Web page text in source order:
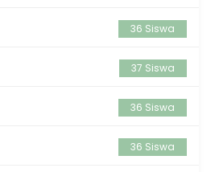
36 Siswa
37 Siswa
36 Siswa
36 Siswa